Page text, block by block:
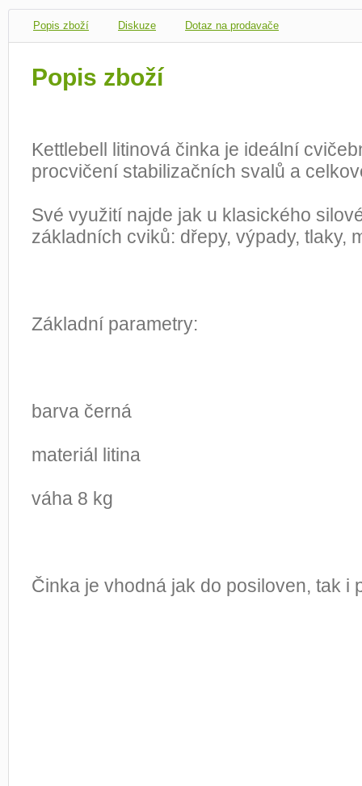
Popis zboží Diskuze Dotaz na prodavače
Popis zboží
Kettlebell litinová činka je ideální
procvičení stabilizačních svalů a
Své využití najde jak u klasického
základních cviků: dřepy, výpady, tlaky,
Základní parametry:
barva černá
materiál litina
váha 8 kg
Činka je vhodná jak do posiloven, tak i